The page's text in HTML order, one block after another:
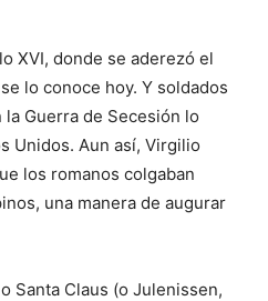
XVI, donde se aderezó el
lo conoce hoy. Y soldados
Guerra de Secesión lo
Unidos. Aun así, Virgilio
los romanos colgaban
una manera de augurar
Santa Claus (o Julenissen,